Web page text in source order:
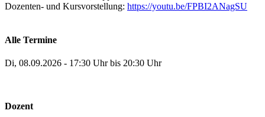
Dozenten- und Kursvorstellung: https://youtu.be/FPBI2ANagSU
Alle Termine
Di, 08.09.2026 - 17:30 Uhr bis 20:30 Uhr
Dozent